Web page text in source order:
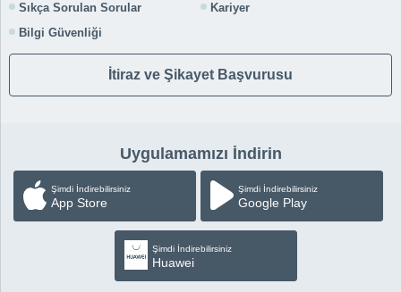
Sıkça Sorulan Sorular
Kariyer
Bilgi Güvenliği
İtiraz ve Şikayet Başvurusu
Uygulamamızı İndirin
Şimdi İndirebilirsiniz
App Store
Şimdi İndirebilirsiniz
Google Play
Şimdi İndirebilirsiniz
Huawei